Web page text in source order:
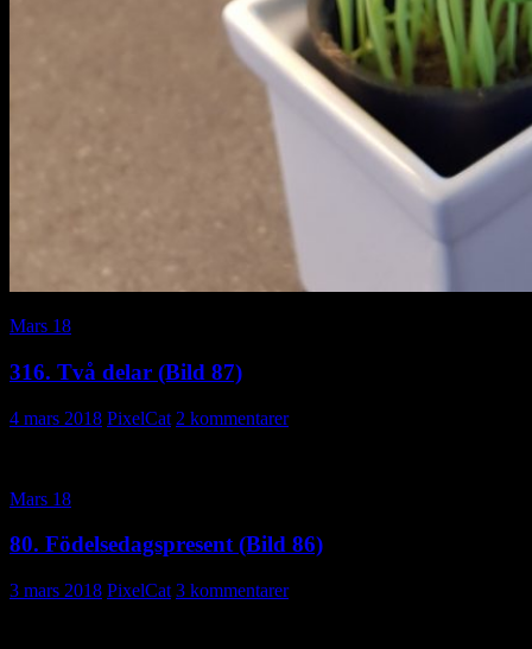
Mars 18
316. Två delar (Bild 87)
4 mars 2018 PixelCat 2 kommentarer
Mars 18
80. Födelsedagspresent (Bild 86)
3 mars 2018 PixelCat 3 kommentarer